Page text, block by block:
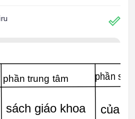
phần trung tâm phần sau
sách giáo khoa của